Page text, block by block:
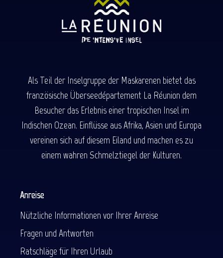
Als Teil der Inselgruppe der Maskarenen bietet das
französische Überseedépartement La Réunion dem
Besucher das Erlebnis einer tropischen Insel im
Indischen Ozean. Einflüsse aus Afrika, Asien und Europa
vereinen sich auf diesem Eiland und machen es zu
einem wahren Schmelztiegel der Kulturen.
Anreise
Nützliche Informationen vor Ihrer Anreise
Fragen und Antworten
Ratschläge für Ihren Urlaub